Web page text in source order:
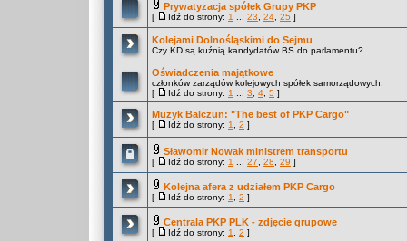
Prywatyzacja spółek Grupy PKP
[ Idź do strony: 1 23 24 25 ]
Kolejami Dolnośląskimi do Sejmu
Czy KD są kuźnią kandydatów BS do parlamentu?
Oświadczenia majątkowe
członków zarządów kolejowych spółek samorządowych.
[
Idź do strony: 1 3 4 5 ]
Muzyk Balczun: "The best of PKP Cargo"
[ Idź do strony: 1 2 ]
Sławomir Nowak ministrem transportu
[ Idź do strony: 1 27 28 29 ]
Kolejna afera z udziałem PKP Cargo
[ Idź do strony: 1 2 ]
Centrala PKP PLK - zdjęcie grupowe
[ Idź do strony: 1 2 ]